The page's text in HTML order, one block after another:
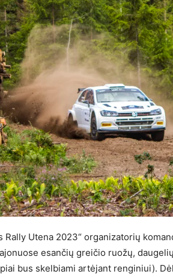
Rally Utena 2023“ organizatorių
esančių greičio ruožų,
bus skelbiami artėjant renginiui).